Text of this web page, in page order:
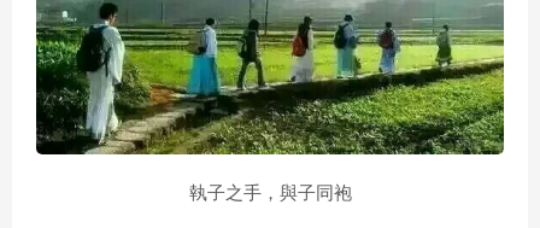
執子之手，與子同袍